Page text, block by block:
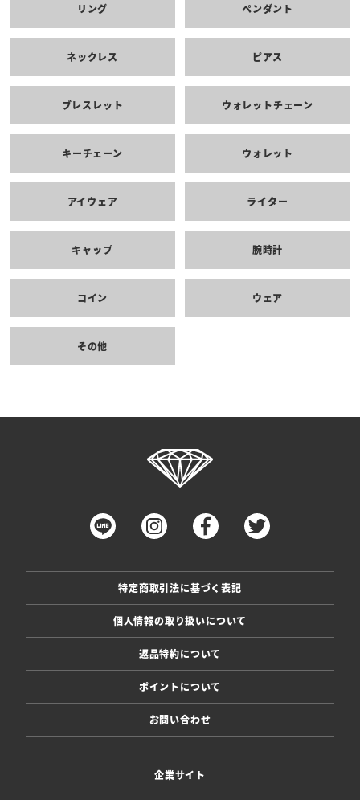
リング ペンダント
ネックレス ピアス
ブレスレット ウォレットチェーン
キーチェーン ウォレット
アイウェア ライター
キャップ 腕時計
コイン ウェア
その他
特定商取引法に基づく表記
個人情報の取り扱いについて
返品特約について
ポイントについて
お問い合わせ
企業サイト